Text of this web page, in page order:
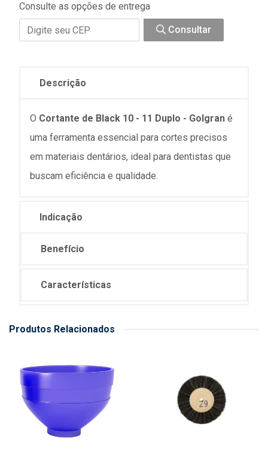
Consulte as opções de entrega
Consultar
Descrição
O Cortante de Black 10 - 11 Duplo - Golgran é
uma ferramenta essencial para cortes precisos
em materiais dentários, ideal para dentistas que
buscam eficiência e qualidade.
Indicação
Benefício
Características
Produtos Relacionados